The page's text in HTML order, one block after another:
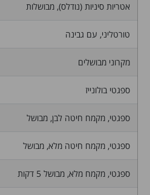
אטריות סיניות (נודלס), מבושלות
טורטליני, עם גבינה
מקרוני מבושלים
ספגטי בולונייז
ספגטי, מקמח חיטה לבן, מבושל
ספגטי, מקמח חיטה מלא, מבושל
ספגטי, מקמח מלא, מבושל 5 דקות